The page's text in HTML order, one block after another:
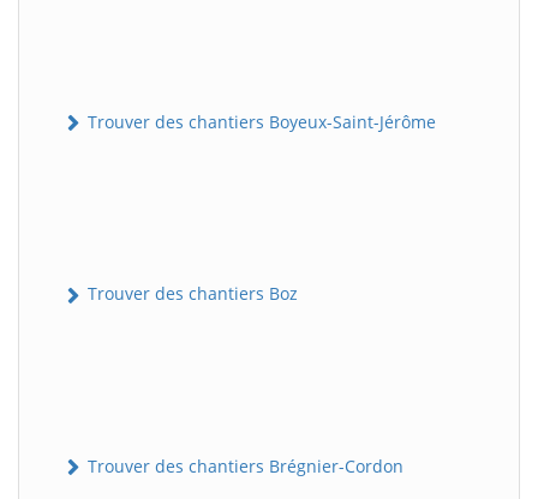
Trouver des chantiers Boyeux-Saint-Jérôme
Trouver des chantiers Boz
Trouver des chantiers Brégnier-Cordon